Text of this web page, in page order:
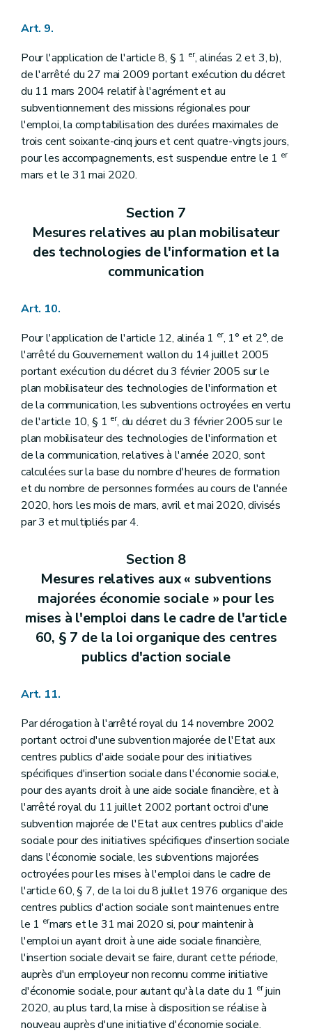
Art. 9.
Pour l'application de l'article 8, § 1 er, alinéas 2 et 3, b),
de l'arrêté du 27 mai 2009 portant exécution du décret
du 11 mars 2004 relatif à l'agrément et au
subventionnement des missions régionales pour
l'emploi, la comptabilisation des durées maximales de
trois cent soixante-cinq jours et cent quatre-vingts jours,
pour les accompagnements, est suspendue entre le 1 er
mars et le 31 mai 2020.
Section 7
Mesures relatives au plan mobilisateur
des technologies de l'information et la
communication
Art. 10.
Pour l'application de l'article 12, alinéa 1 er, 1° et 2°, de
l'arrêté du Gouvernement wallon du 14 juillet 2005
portant exécution du décret du 3 février 2005 sur le
plan mobilisateur des technologies de l'information et
de la communication, les subventions octroyées en vertu
de l'article 10, § 1 er, du décret du 3 février 2005 sur le
plan mobilisateur des technologies de l'information et
de la communication, relatives à l'année 2020, sont
calculées sur la base du nombre d'heures de formation
et du nombre de personnes formées au cours de l'année
2020, hors les mois de mars, avril et mai 2020, divisés
par 3 et multipliés par 4.
Section 8
Mesures relatives aux « subventions
majorées économie sociale » pour les
mises à l'emploi dans le cadre de l'article
60, § 7 de la loi organique des centres
publics d'action sociale
Art. 11.
Par dérogation à l'arrêté royal du 14 novembre 2002
portant octroi d'une subvention majorée de l'Etat aux
centres publics d'aide sociale pour des initiatives
spécifiques d'insertion sociale dans l'économie sociale,
pour des ayants droit à une aide sociale financière, et à
l'arrêté royal du 11 juillet 2002 portant octroi d'une
subvention majorée de l'Etat aux centres publics d'aide
sociale pour des initiatives spécifiques d'insertion sociale
dans l'économie sociale, les subventions majorées
octroyées pour les mises à l'emploi dans le cadre de
l'article 60, § 7, de la loi du 8 juillet 1976 organique des
centres publics d'action sociale sont maintenues entre
le 1 ermars et le 31 mai 2020 si, pour maintenir à
l'emploi un ayant droit à une aide sociale financière,
l'insertion sociale devait se faire, durant cette période,
auprès d'un employeur non reconnu comme initiative
d'économie sociale, pour autant qu'à la date du 1 erjuin
2020, au plus tard, la mise à disposition se réalise à
nouveau auprès d'une initiative d'économie sociale.